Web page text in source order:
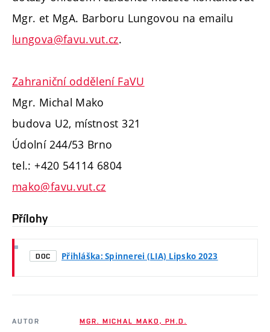
Mgr. et MgA. Barboru Lungovou na emailu
lungova@favu.vut.cz.
Zahraniční oddělení FaVU
Mgr. Michal Mako
budova U2, místnost 321
Údolní 244/53 Brno
tel.: +420 54114 6804
mako@favu.vut.cz
Přílohy
DOC Přihláška: Spinnerei (LIA) Lipsko 2023
AUTOR
MGR. MICHAL MAKO, PH.D.